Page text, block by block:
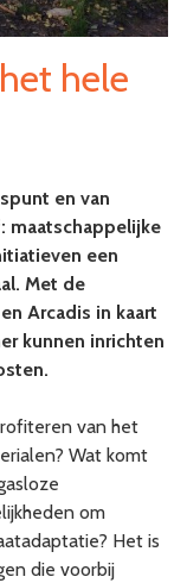
hele
en van
maatschappelijke
een
Met de
Arcadis in kaart
kunnen inrichten
van het
Wat komt
om
Het is
die voorbij